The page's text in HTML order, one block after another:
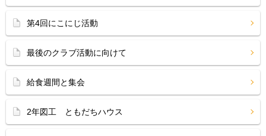
第4回にこにじ活動
最後のクラブ活動に向けて
給食週間と集会
2年図工 ともだちハウス